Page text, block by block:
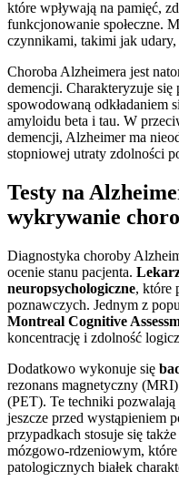
które wpływają na pamięć,
funkcjonowanie społeczne.
czynnikami, takimi jak
Choroba Alzheimera jest
demencji. Charakteryzuje się
spowodowaną odkładaniem
amyloidu beta i tau. W
demencji, Alzheimer ma
stopniowej utraty zdolności
Testy na
wykrywanie
Diagnostyka choroby
ocenie stanu pacjenta.
neuropsychologiczne, które
poznawczych. Jednym z
Montreal Cognitive
koncentrację i zdolność
Dodatkowo wykonuje się
rezonans magnetyczny
(PET). Te techniki
jeszcze przed wystąpieniem
przypadkach stosuje się
mózgowo-rdzeniowym,
patologicznych białek